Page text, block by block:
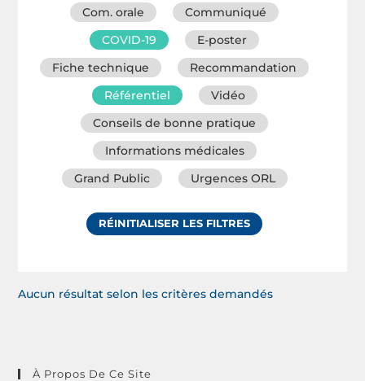
Com. orale
Communiqué
COVID-19
E-poster
Fiche technique
Recommandation
Référentiel
Vidéo
Conseils de bonne pratique
Informations médicales
Grand Public
Urgences ORL
RÉINITIALISER LES FILTRES
Aucun résultat selon les critères demandés
À Propos De Ce Site